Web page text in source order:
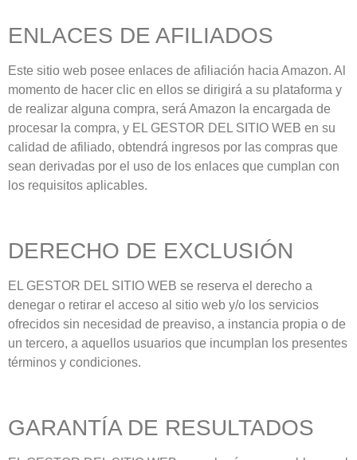
ENLACES DE AFILIADOS
Este sitio web posee enlaces de afiliación hacia Amazon. Al
momento de hacer clic en ellos se dirigirá a su plataforma y
de realizar alguna compra, será Amazon la encargada de
procesar la compra, y EL GESTOR DEL SITIO WEB en su
calidad de afiliado, obtendrá ingresos por las compras que
sean derivadas por el uso de los enlaces que cumplan con
los requisitos aplicables.
DERECHO DE EXCLUSIÓN
EL GESTOR DEL SITIO WEB se reserva el derecho a
denegar o retirar el acceso al sitio web y/o los servicios
ofrecidos sin necesidad de preaviso, a instancia propia o de
un tercero, a aquellos usuarios que incumplan los presentes
términos y condiciones.
GARANTÍA DE RESULTADOS